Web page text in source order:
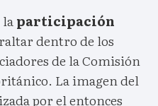
participación
dentro de los
de la Comisión
La imagen del
por el entonces